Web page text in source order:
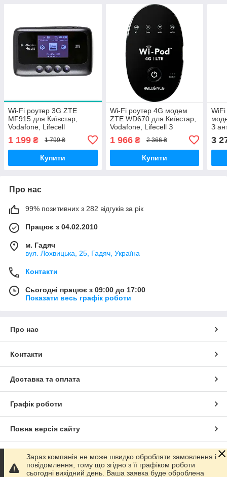
Wi-Fi роутер 3G ZTE
MF915 для Київстар,
Vodafone, Lifecell
1 199 ₴ 1 799 ₴
Купити
Wi-Fi роутер 4G модем
ZTE WD670 для Київстар,
Vodafone, Lifecell З
1 966₴ 2 366 ₴
Купити
WiFi
З
3
Про нас
99% позитивних з 282 відгуків за рік
Працює з 04.02.2010
м. Гадяч
вул. Лохвицька, 25, Гадяч, Україна
Контакти
Сьогодні працює з 09:00 до 17:00
Показати весь графік роботи
Про нас
Контакти
Доставка та оплата
Графік роботи
Повна версія сайту
Сайт створено на маркетплейсі Prom.ua
Зараз компанія не може швидко обробляти замовлення і
повідомлення, тому що згідно з її графіком роботи
сьогодні вихідний день. Ваша заявка буде оброблена